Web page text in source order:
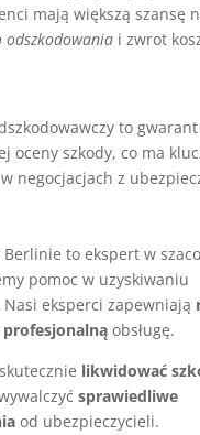
mają większą szansę
odszkodowaniai zwrot
to
oceny szkody, co ma
negocjacjach z
to ekspert w
pomoc w uzyskiwaniu
eksperci zapewniają
profesjonalnąobsługę.
likwidować
sprawiedliwe
od ubezpieczycieli.